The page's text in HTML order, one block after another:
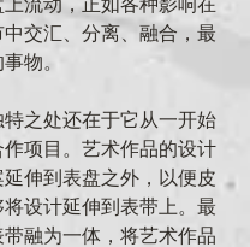
流动，正如各种影响在
中交汇、分离、融合，最
物。
之处还在于它从一开始
项目。艺术作品的设计
伸到表盘之外，以便皮
设计延伸到表带上。最
融为一体，将艺术作品